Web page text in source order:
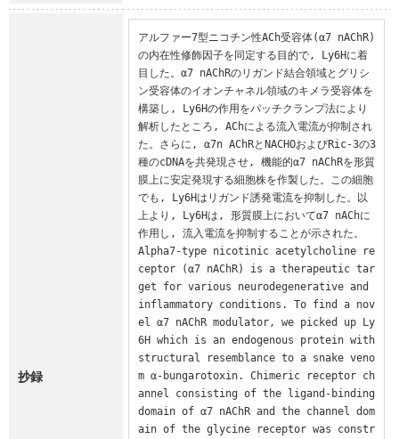
抄録
アルファー7型ニコチン性ACh受容体(α7 nAChR)
の内在性修飾因子を同定する目的で, Ly6Hに着
目した。α7 nAChRのリガンド結合領域とグリシ
ン受容体のイオンチャネル領域のキメラ受容体を
構築し, Ly6Hの作用をパッチクランプ法により
解析したところ, AChによる流入電流が抑制され
た。さらに, α7n AChRとNACHOおよびRic-3の3
種のcDNAを共発現させ, 機能的α7 nAChRを形質
膜上に安定発現する細胞株を作製した。この細胞
でも, Ly6Hはリガンド誘発電流を抑制した。以
上より, Ly6Hは, 形質膜上においてα7 nAChに
作用し, 流入電流を抑制することが示された。
Alpha7-type nicotinic acetylcholine re
ceptor (α7 nAChR) is a therapeutic tar
get for various neurodegenerative and
inflammatory conditions. To find a nov
el α7 nAChR modulator, we picked up Ly
6H which is an endogenous protein with
structural resemblance to a snake veno
m α-bungarotoxin. Chimeric receptor ch
annel consisting of the ligand-binding
domain of α7 nAChR and the channel dom
ain of the glycine receptor was constr